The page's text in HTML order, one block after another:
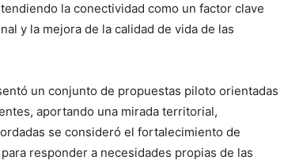
la conectividad como un factor clave
y la mejora de la calidad de vida de las
un conjunto de propuestas piloto orientadas
aportando una mirada territorial,
se consideró el fortalecimiento de
responder a necesidades propias de las